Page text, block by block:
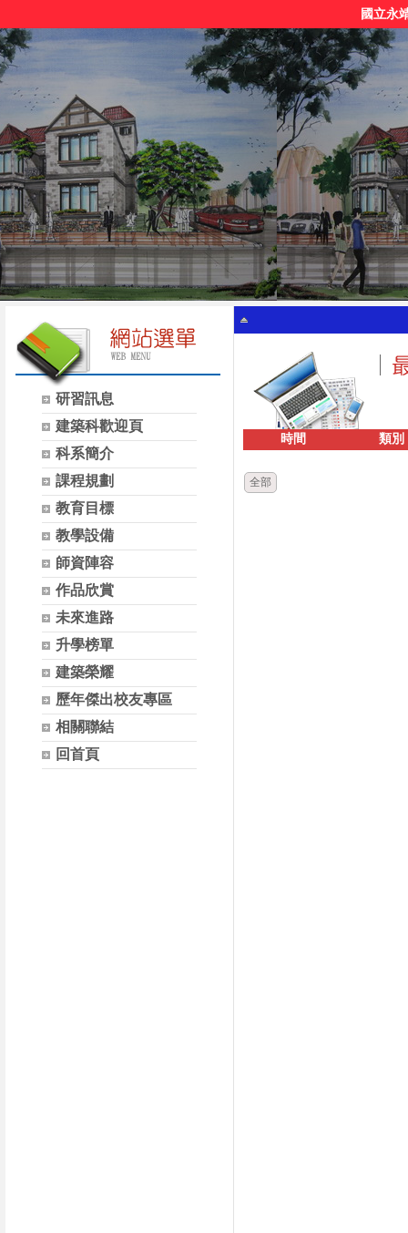
國立永
研習訊息
建築科歡迎頁
科系簡介
課程規劃
教育目標
教學設備
師資陣容
作品欣賞
未來進路
升學榜單
建築榮耀
歷年傑出校友專區
相關聯結
回首頁
時間 類別
全部